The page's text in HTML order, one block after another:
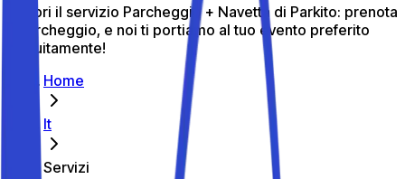
Scopri il servizio Parcheggio + Navetta di Parkito: prenota
il parcheggio, e noi ti portiamo al tuo evento preferito
gratuitamente!
Home
It
Servizi